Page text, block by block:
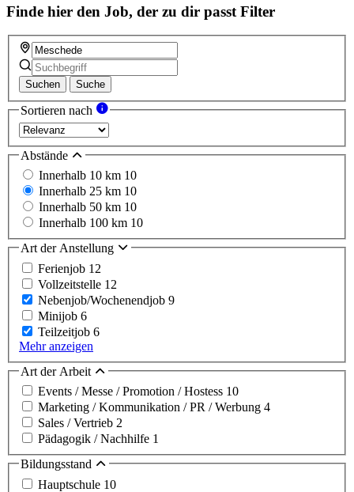
Finde hier den Job, der zu dir passt Filter
Suchen Suche
Sortieren nach
Abstände
Innerhalb 10 km 10
Innerhalb 25 km 10
Innerhalb 50 km 10
Innerhalb 100 km 10
Art der Anstellung
Ferienjob 12
Vollzeitstelle 12
Nebenjob/Wochenendjob 9
Minijob 6
Teilzeitjob 6
Mehr anzeigen
Art der Arbeit
Events / Messe / Promotion / Hostess 10
Marketing / Kommunikation / PR / Werbung 4
Sales / Vertrieb 2
Pädagogik / Nachhilfe 1
Bildungsstand
Hauptschule 10